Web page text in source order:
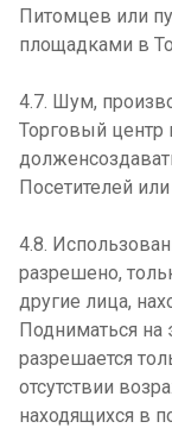
Питомцев или
площадками в
4.7. Шум,
Торговый центр
Посетителей
4.8.
разрешено,
другие лица,
Подниматься на
разрешается
отсутствии
находящихся в